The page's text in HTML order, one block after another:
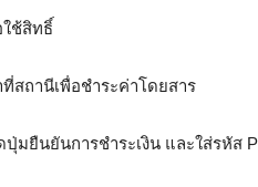
ช้สิทธิ์
สถานีเพื่อชำระค่าโดยสาร
มยืนยันการชำระเงิน และใส่รหัส